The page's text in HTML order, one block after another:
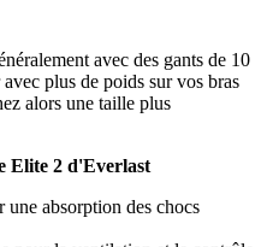
avec des gants de 10
plus de poids sur vos bras
alors une taille plus
Elite 2 d'Everlast
une absorption des chocs